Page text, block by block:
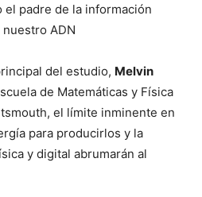
el padre de la información
ADN
del estudio, Melvin
de Matemáticas y Física
el límite inminente en
para producirlos y la
y digital abrumarán al